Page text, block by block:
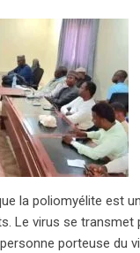
la poliomyélite est
Le virus se transmet
porteuse du